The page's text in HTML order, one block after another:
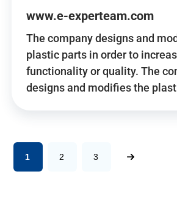
www.e-experteam.com
The company designs and
plastic parts in order to
functionality or quality. The
designs and modifies the
1 2 3